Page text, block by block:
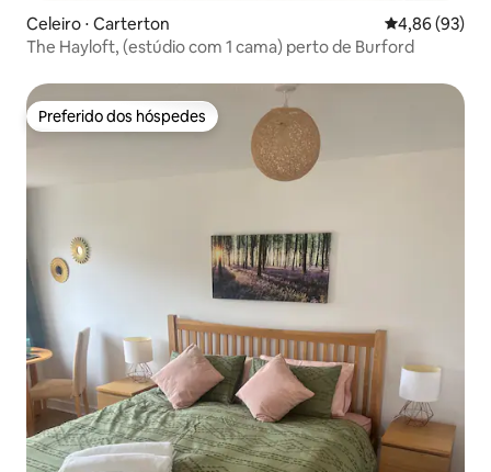
Celeiro ⋅ Carterton 4,86 de uma
4,86 (93)
The Hayloft, (estúdio com 1 cama) perto de Burford
Preferido dos hóspedes
Preferido dos hóspedes